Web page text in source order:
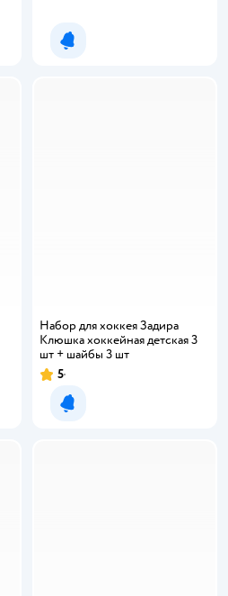
Уведомить о появлении
Набор для хоккея Задира
Клюшка хоккейная детская 3
шт + шайбы 3 шт
Рейтинг:
5
Уведомить о появлении